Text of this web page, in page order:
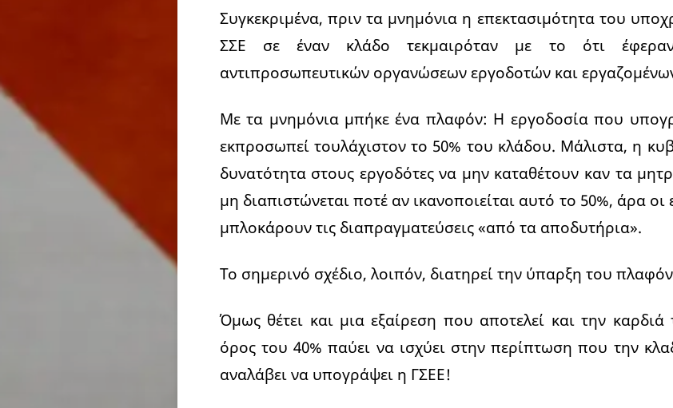
Συγκεκριμένα, πριν τα μνημόνια η επεκτασιμότητα του
ΣΣΕ σε έναν κλάδο τεκμαιρόταν με το ότι
αντιπροσωπευτικών οργανώσεων εργοδοτών και
Με τα μνημόνια μπήκε ένα πλαφόν: Η εργοδοσία που
εκπροσωπεί τουλάχιστον το 50% του κλάδου. Μάλιστα, η
δυνατότητα στους εργοδότες να μην καταθέτουν καν τα
μη διαπιστώνεται ποτέ αν ικανοποιείται αυτό το 50%, άρα
μπλοκάρουν τις διαπραγματεύσεις «από τα αποδυτήρια».
Το σημερινό σχέδιο, λοιπόν, διατηρεί την ύπαρξη του
Όμως θέτει και μια εξαίρεση που αποτελεί και την
όρος του 40% παύει να ισχύει στην περίπτωση που την
αναλάβει να υπογράψει η ΓΣΕΕ!